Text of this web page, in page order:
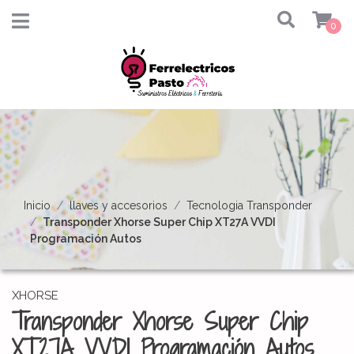
0
Inicio llaves y accesorios
Tecnologia Transponder
Transponder Xhorse Super Chip XT27A VVDI
Programación Autos
XHORSE
Transponder Xhorse Super Chip